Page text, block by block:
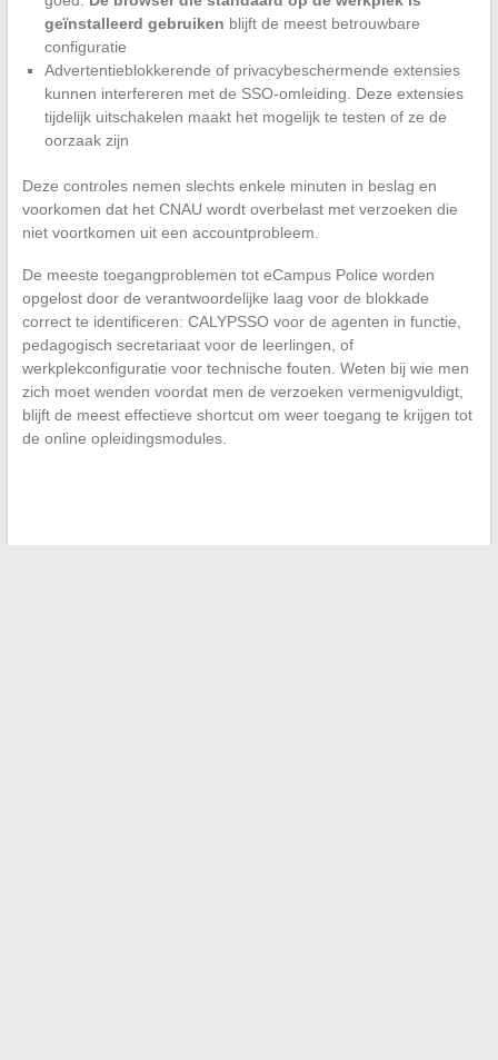
geïnstalleerd gebruiken blijft de meest betrouwbare
configuratie
Advertentieblokkerende of privacybeschermende extensies
kunnen interfereren met de SSO-omleiding. Deze extensies
tijdelijk uitschakelen maakt het mogelijk te testen of ze de
oorzaak zijn
Deze controles nemen slechts enkele minuten in beslag en
voorkomen dat het CNAU wordt overbelast met verzoeken die
niet voortkomen uit een accountprobleem.
De meeste toegangproblemen tot eCampus Police worden
opgelost door de verantwoordelijke laag voor de blokkade
correct te identificeren: CALYPSSO voor de agenten in functie,
pedagogisch secretariaat voor de leerlingen, of
werkplekconfiguratie voor technische fouten. Weten bij wie men
zich moet wenden voordat men de verzoeken vermenigvuldigt,
blijft de meest effectieve shortcut om weer toegang te krijgen tot
de online opleidingsmodules.